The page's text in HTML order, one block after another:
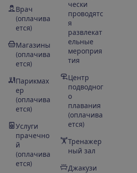
Врач
(оплачива
ется)
Магазины
(оплачива
ется)
Парикмах
ер
(оплачива
ется)
Услуги
прачечно
й
(оплачива
ется)
чески
проводятс
я
развлекат
ельные
мероприя
тия
Центр
подводног
о
плавания
(оплачива
ется)
Тренажер
ный зал
Джакузи